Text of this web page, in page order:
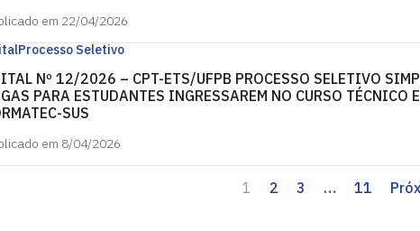
em 22/04/2026
Processo Seletivo
Nº 12/2026 – CPT-ETS/UFPB PROCESSO SELETIVO
PARA ESTUDANTES INGRESSAREM NO CURSO TÉCNICO
SUS
em 8/04/2026
1 2 3 … 11